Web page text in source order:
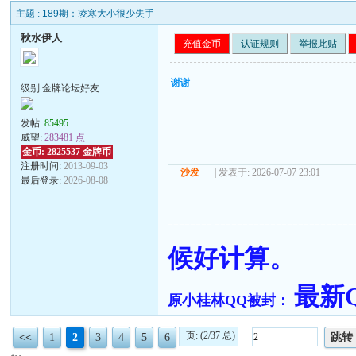
主题 : 189期：凌寒大小很少失手
秋水伊人
级别:金牌论坛好友
发帖:85495
威望:283481 点
金币: 2825537 金牌币
注册时间:2013-09-03
最后登录:2026-08-08
充值金币 认证规则 举报此贴
谢谢
沙发 | 发表于: 2026-07-07 23:01
候好计算。
原小桂林QQ被封： 最新
<< 1 2 3 4 5 6 页: (2/37 总) 跳转